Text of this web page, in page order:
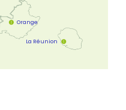
Orange
La Réunion